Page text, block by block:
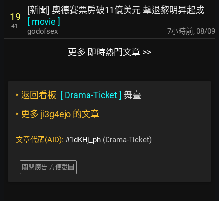
19
41
[新聞] 奧德賽票房破11億美元 擊退黎明昇起成
[ movie ]
godofsex 7小時前, 08/09
更多 即時熱門文章 >>
‣ 返回看板 [ Drama-Ticket] 舞臺
‣ 更多 ji3g4ejo 的文章
文章代碼(AID): #1dKHj_ph (Drama-Ticket)
關閉廣告 方便截圖